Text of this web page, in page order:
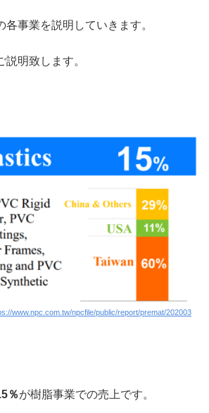
各事業を説明していきます。
明致します。
www.npc.com.tw/npcfile/public/report/premat/202003
％が樹脂事業での売上です。